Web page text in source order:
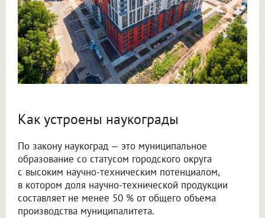
Как устроены наукограды
По закону наукоград — это муниципальное
образование со статусом городского округа
с высоким научно-техническим потенциалом,
в котором доля научно-технической продукции
составляет не менее 50 % от общего объема
производства муниципалитета.